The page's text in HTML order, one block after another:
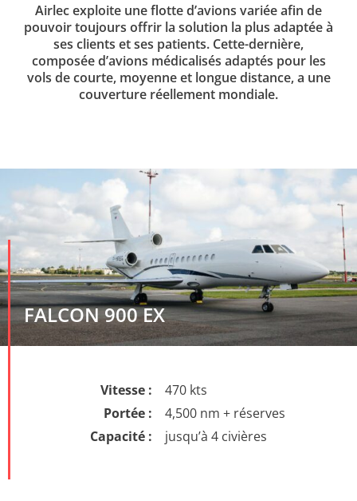
Airlec exploite une flotte d’avions variée afin de
pouvoir toujours offrir la solution la plus adaptée à
ses clients et ses patients. Cette-dernière,
composée d’avions médicalisés adaptés pour les
vols de courte, moyenne et longue distance, a une
couverture réellement mondiale.
FALCON 900 EX
Vitesse :
470 kts
Portée :
4,500 nm + réserves
Capacité :
jusqu’à 4 civières